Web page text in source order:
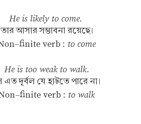
He is likely to come.
তার আসার সম্ভাবনা রয়েছে।
finite verb : to come
He is too weak to walk.
এত দূর্বল যে হাটতে পারে না।
finite verb : to walk